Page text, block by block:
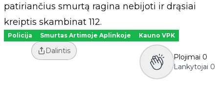
patiriančius smurtą ragina nebijoti ir drąsiai
kreiptis skambinat 112.
Policija Smurtas Artimoje Aplinkoje Kauno VPK
Dalintis
Plojimai 0
Lankytojai 0